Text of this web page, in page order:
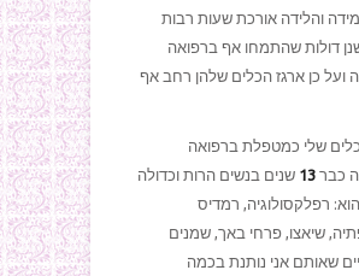
והלידה אורכת שעות רבות
דולות שהתמחו אף ברפואה
ועל כן ארגז הכלים שלהן רחב אף
שלי כמטפלת ברפואה
כבר13 שנים בנשים הרות וכדולה
רפלקסולוגיה, רמדיס
שיאצו, פרחי באך, שמנים
שאותם אני נותנת בכמה